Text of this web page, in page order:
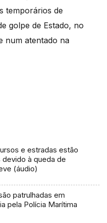
temporários de
golpe de Estado, no
num atentado na
e estradas estão
à queda de
(áudio)
patrulhadas em
pela Polícia Marítima